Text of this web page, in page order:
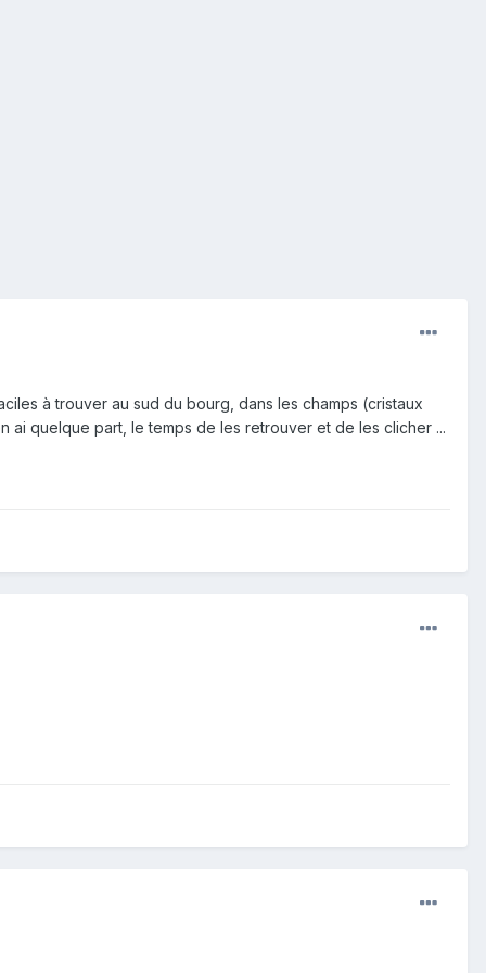
à trouver au sud du bourg, dans les champs (cristaux
ai quelque part, le temps de les retrouver et de les clicher ...